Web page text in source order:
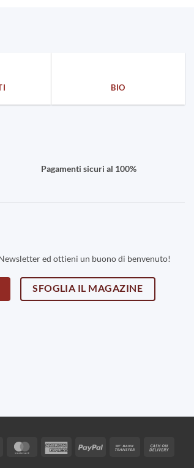
BIO
Pagamenti sicuri al 100%
ed ottieni un buono di benvenuto!
SFOGLIA IL MAGAZINE
MasterCardAmericanPayPal
Bank